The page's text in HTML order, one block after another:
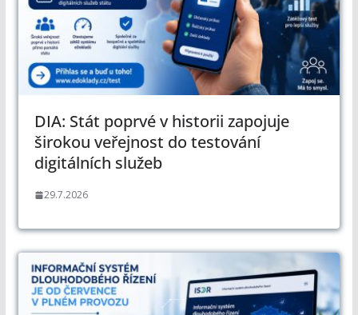
DIA: Stát poprvé v historii zapojuje
širokou veřejnost do testování
digitálních služeb
29.7.2026